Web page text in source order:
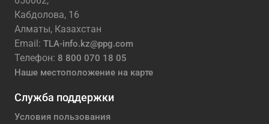
Кабдолова, 16
Алматы, Казахстан
Email: TLA-info.kz@ppg.com
Телефон: 8 800 070 18 05
Наше местоположение на карте
Служба поддержки
Условия пользования